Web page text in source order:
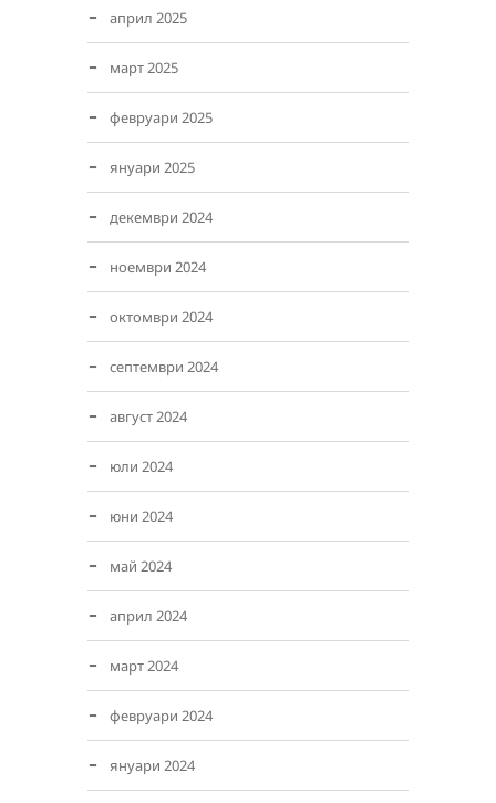
април 2025
март 2025
февруари 2025
януари 2025
декември 2024
ноември 2024
октомври 2024
септември 2024
август 2024
юли 2024
юни 2024
май 2024
април 2024
март 2024
февруари 2024
януари 2024